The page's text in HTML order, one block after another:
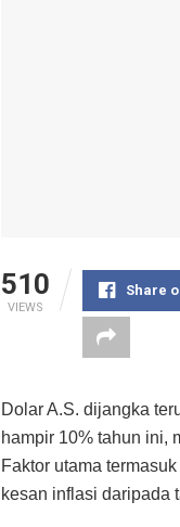
510
VIEWS
Share
Dolar A.S. dijangka
hampir 10% tahun ini,
Faktor utama
kesan inflasi daripada